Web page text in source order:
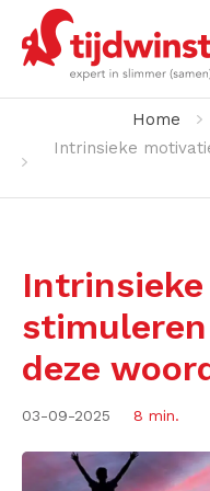
Home
Intrinsieke
deze
03-09-2025 8 min.